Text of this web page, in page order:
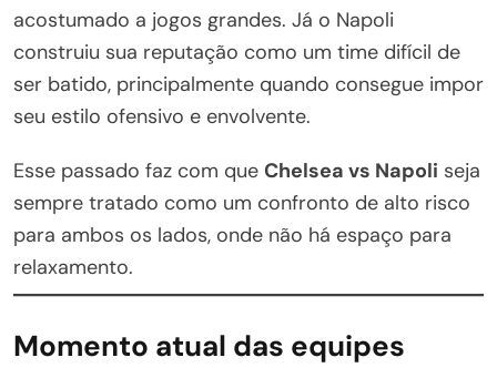
acostumado a jogos grandes. Já o Napoli
construiu sua reputação como um time difícil de
ser batido, principalmente quando consegue impor
seu estilo ofensivo e envolvente.
Esse passado faz com que Chelsea vs Napoli seja
sempre tratado como um confronto de alto risco
para ambos os lados, onde não há espaço para
relaxamento.
Momento atual das equipes